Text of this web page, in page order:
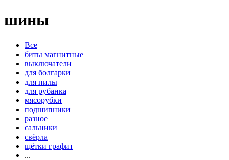
шины
Все
биты магнитные
выключатели
для болгарки
для пилы
для рубанка
мясорубки
подшипники
разное
сальники
свёрла
щётки графит
...